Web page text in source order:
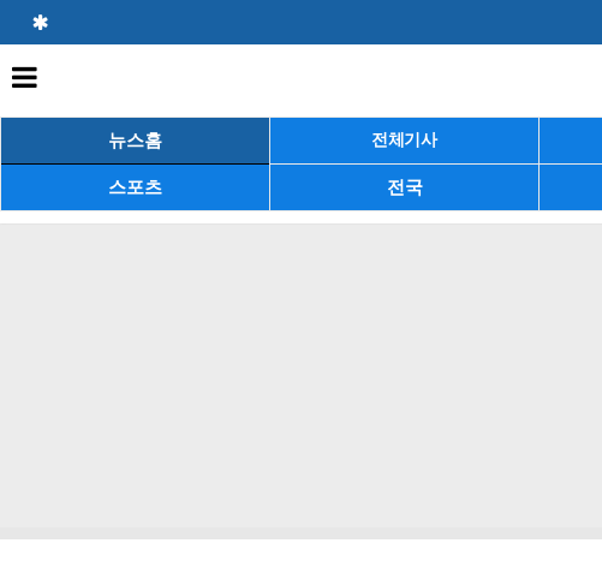
뉴스홈 전체기사
스포츠 전국